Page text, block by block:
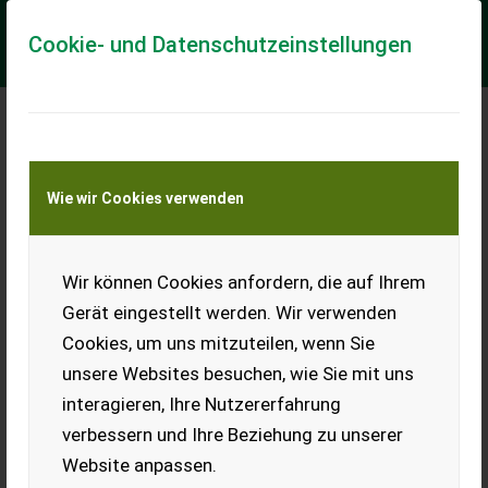
Cookie- und Datenschutzeinstellungen
Wie wir Cookies verwenden
Wir können Cookies anfordern, die auf Ihrem
Gerät eingestellt werden. Wir verwenden
Cookies, um uns mitzuteilen, wenn Sie
unsere Websites besuchen, wie Sie mit uns
interagieren, Ihre Nutzererfahrung
verbessern und Ihre Beziehung zu unserer
Website anpassen.
Meine Transportkostenanfrage
Transport von Land- und Baumaschinen –
KEINE Tiertransporte
Lagerzelt, Zelthalle,
Leichtbauhalle
Wir bieten Lagerzelte nach
Kundenwunsch zum Verkauf
und zur Vermietung.
Mögliche Größen: 5 m bis 20
m Spannweite, 5 x 10 m, 10 x
30 m, 15 x 30 m, 20 x 40 m. Seitenhöhe 3 m bis 5 m.
Seitenwände: Plane, Blech, Sandwichpanele. Dach: Plane